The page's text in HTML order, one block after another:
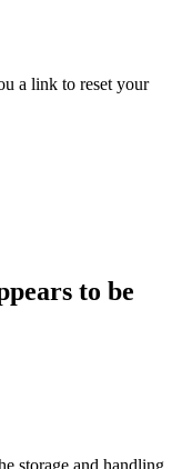
a link to reset your
to be